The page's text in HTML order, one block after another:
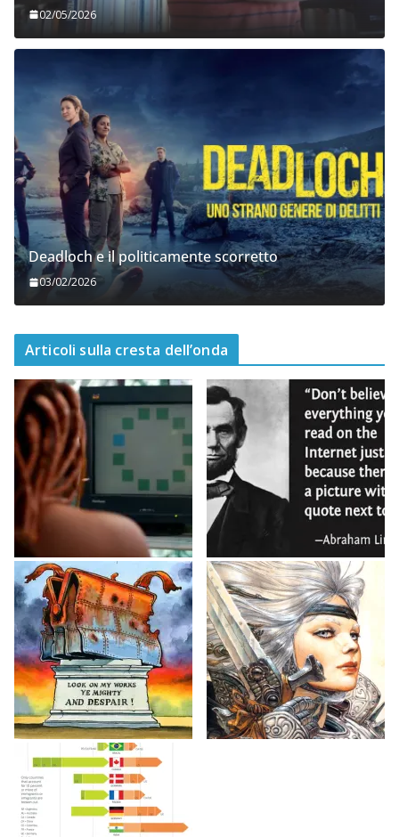
02/05/2026
Deadloch e il politicamente scorretto
03/02/2026
Articoli sulla cresta dell’onda